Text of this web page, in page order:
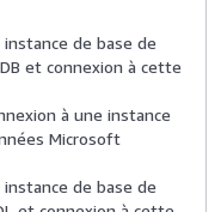
de base de
et connexion à cette
à une instance
Microsoft
de base de